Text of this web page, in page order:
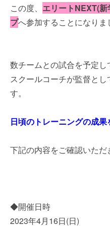
この度、 エリートNEXT(
プへ参加することになりま
数チームとの試合を予定
スクールコーチが監督と
す。
日頃のトレーニングの成
下記の内容をご確認いただ
◆開催日時
2023年4月16日(日)